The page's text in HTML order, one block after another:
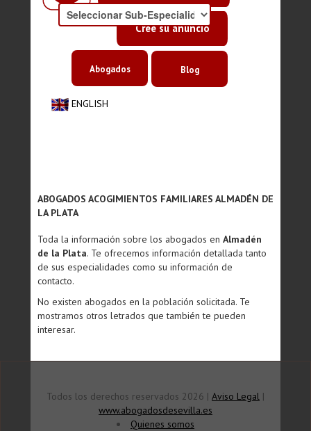
Cree su anuncio
ENGLISH
Abogados Blog
ABOGADOS ACOGIMIENTOS FAMILIARES ALMADÉN DE
LA PLATA
Toda la información sobre los abogados en Almadén
de la Plata. Te ofrecemos información detallada tanto
de sus especialidades como su información de
contacto.
No existen abogados en la población solicitada. Te
mostramos otros letrados que también te pueden
interesar.
Todos los derechos reservados 2026 | Aviso Legal |
www.abogadosdesevilla.es
Quienes somos